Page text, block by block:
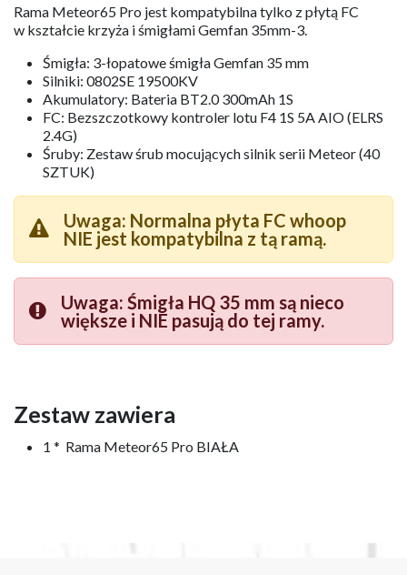
Rama Meteor65 Pro jest kompatybilna tylko z płytą FC
w kształcie krzyża i śmigłami Gemfan 35mm-3.
Śmigła: 3-łopatowe śmigła Gemfan 35 mm
Silniki: 0802SE 19500KV
Akumulatory: Bateria BT2.0 300mAh 1S
FC: Bezszczotkowy kontroler lotu F4 1S 5A AIO (ELRS
2.4G)
Śruby: Zestaw śrub mocujących silnik serii Meteor (40
SZTUK)
Uwaga: Normalna płyta FC whoop
NIE jest kompatybilna z tą ramą.
Uwaga: Śmigła HQ 35 mm są nieco
większe i NIE pasują do tej ramy.
Zestaw zawiera
1 * Rama Meteor65 Pro BIAŁA